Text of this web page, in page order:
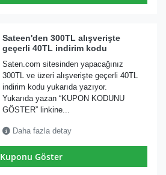
Sateen'den 300TL alışverişte
geçerli 40TL indirim kodu
Saten.com sitesinden yapacağınız
300TL ve üzeri alışverişte geçerli 40TL
indirim kodu yukarıda yazıyor.
Yukarıda yazan “KUPON KODUNU
GÖSTER” linkine...
Daha fazla detay
Kuponu Göster